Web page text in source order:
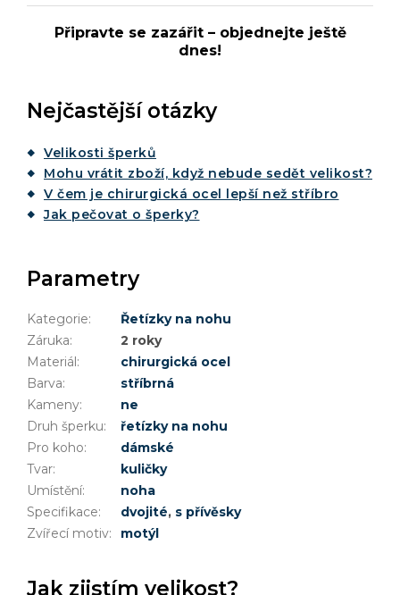
Připravte se zazářit – objednejte ještě
dnes!
Nejčastější otázky
Velikosti šperků
Mohu vrátit zboží, když nebude sedět velikost?
V čem je chirurgická ocel lepší než stříbro
Jak pečovat o šperky?
Parametry
Kategorie:
Řetízky na nohu
Záruka:
2 roky
Materiál:
chirurgická ocel
Barva:
stříbrná
Kameny:
ne
Druh šperku:
řetízky na nohu
Pro koho:
dámské
Tvar:
kuličky
Umístění:
noha
Specifikace: dvojité, s přívěsky
Zvířecí motiv: motýl
Jak zjistím velikost?